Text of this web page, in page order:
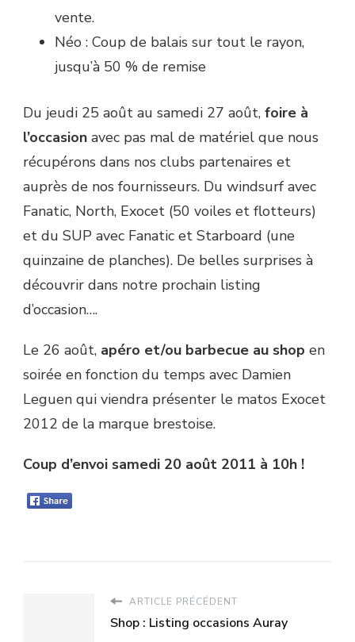
vente.
Néo : Coup de balais sur tout le rayon,
jusqu’à 50 % de remise
Du jeudi 25 août au samedi 27 août, foire à
l’occasion avec pas mal de matériel que nous
récupérons dans nos clubs partenaires et
auprès de nos fournisseurs. Du windsurf avec
Fanatic, North, Exocet (50 voiles et flotteurs)
et du SUP avec Fanatic et Starboard (une
quinzaine de planches). De belles surprises à
découvrir dans notre prochain listing
d’occasion….
Le 26 août, apéro et/ou barbecue au shop en
soirée en fonction du temps avec Damien
Leguen qui viendra présenter le matos Exocet
2012 de la marque brestoise.
Coup d’envoi samedi 20 août 2011 à 10h !
ARTICLE PRÉCÉDENT
Shop : Listing occasions Auray